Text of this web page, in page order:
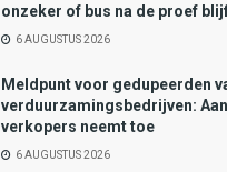
onzeker of bus na de proef
6 AUGUSTUS 2026
Meldpunt voor gedupeerden
verduurzamingsbedrijven:
verkopers neemt toe
6 AUGUSTUS 2026